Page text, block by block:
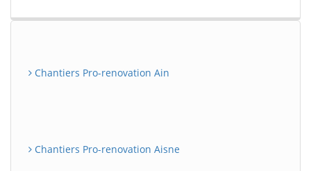
Chantiers Pro-renovation Ain
Chantiers Pro-renovation Aisne